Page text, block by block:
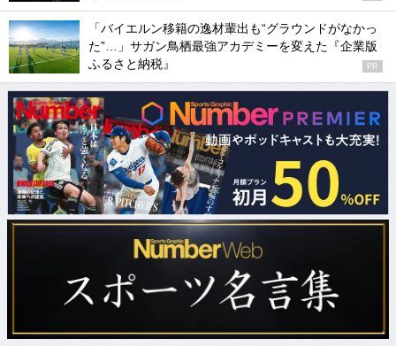
「バイエルン移籍の逸材輩出も“グラウンドがなかっ
た”…」サガン鳥栖最強アカデミーを変えた『企業版
ふるさと納税』
PR